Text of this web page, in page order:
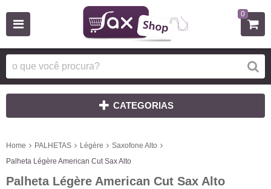
0
CATEGORIAS
Home PALHETAS Légère
Saxofone Alto
Palheta Légère American Cut Sax Alto
Palheta Légère American Cut Sax Alto